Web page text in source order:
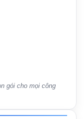
gói cho mọi công